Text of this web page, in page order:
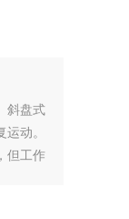
斜盘式
动。
但工作